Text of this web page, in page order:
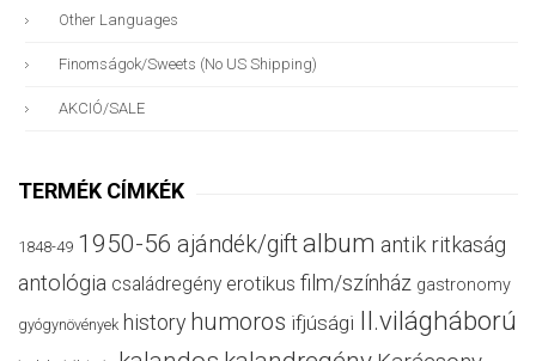
Other Languages
Finomságok/sweets (no US Shipping)
AKCIÓ/SALE
TERMÉK CÍMKÉK
1848-49 1950-56 ajándék/giftalbum antik ritkaság
antológia családregény erotikus film/színház gastronomy
gyógynövények history humoros ifjúsági II.világháború